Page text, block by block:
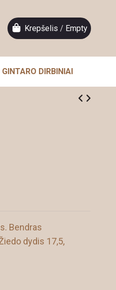
Krepšelis / Empty
GINTARO DIRBINIAI
Bendras
dydis 17,5,